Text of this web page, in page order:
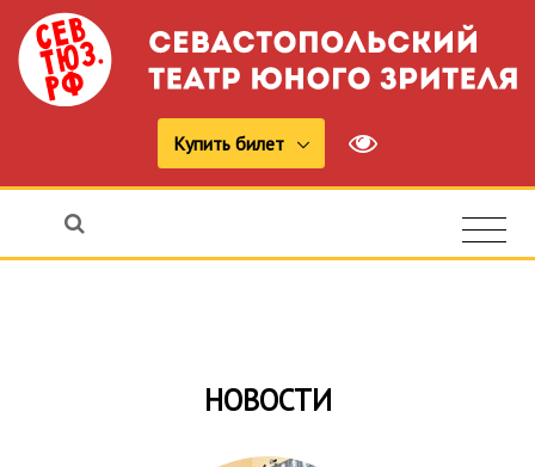
Купить билет
НОВОСТИ